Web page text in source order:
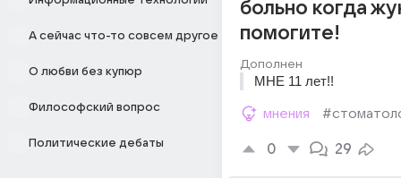
А сейчас что-то совсем другое
О любви без купюр
Философский вопрос
Политические дебаты
больно когда
помогите!
Дополнен
МНЕ 11 лет!!
мнения
0 29